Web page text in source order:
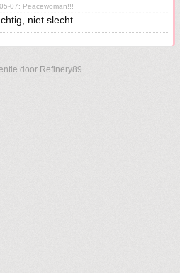
07: Peacewoman!!!
niet slecht...
door Refinery89